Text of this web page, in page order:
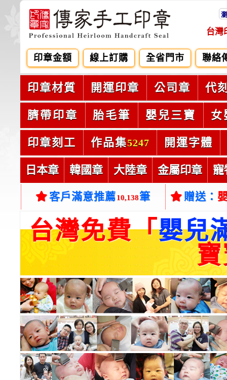
台灣
印章金額 線上訂購 全省門市 聯絡
印章材質 開運印章 公司章 代
臍帶印章 胎毛筆 嬰兒三寶 女
印章刻工 作品集5247 開運字體
日本章 韓國章 大陸章 金屬印章 寵
客戶滿意推薦10,138筆 贈送：
台灣免費「嬰兒